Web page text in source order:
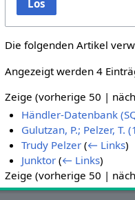
Los
Die folgenden Artikel
Angezeigt werden 4
Zeige (vorherige 50 |
Händler-Datenbank
Gulutzan, P.; Pelzer, T.
Trudy Pelzer (← Links)
Junktor (← Links)
Zeige (vorherige 50 |